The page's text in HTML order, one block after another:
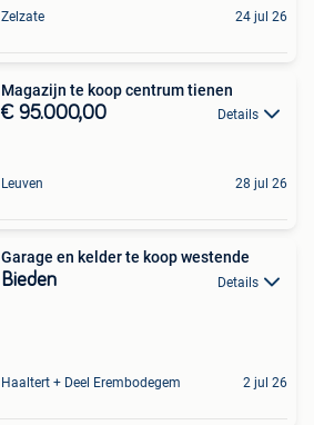
Zelzate 24 jul 26
Magazijn te koop centrum tienen
€ 95.000,00 Details
Leuven 28 jul 26
Garage en kelder te koop westende
Bieden Details
Haaltert + Deel Erembodegem 2 jul 26